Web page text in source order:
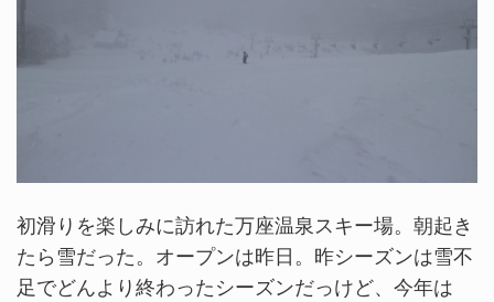
初滑りを楽しみに訪れた万座温泉スキー場。朝起き
たら雪だった。オープンは昨日。昨シーズンは雪不
足でどんより終わったシーズンだっけど、今年は